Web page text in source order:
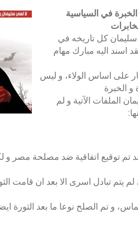
في السياسية
كل تاريخه في
اسند اليه مبارك مهام
على اساس الولاء، و ليس
الخبرة
الملفات الآتية و لم
تم توقيع اتفاقية ضد مصلحة مصر و
لم يتم تبادل اسرى الا بعد ان قامت
و تم الصلح نوعا ما بعد الثورة